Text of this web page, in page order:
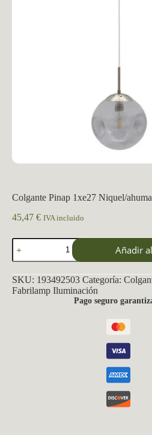
Colgante Pinap 1xe27 Niquel/
45,47 € IVA incluido
Colgante
Pinap
1xe27
Niquel/ahumado
Regx25x25
Cm
Añadir
SKU: 193492503 Categoría:
Fabrilamp Iluminación
Pago seguro